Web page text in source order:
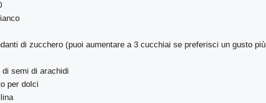
di zucchero (puoi aumentare a 3 cucchiai se preferisci un gusto più
semi di arachidi
per dolci